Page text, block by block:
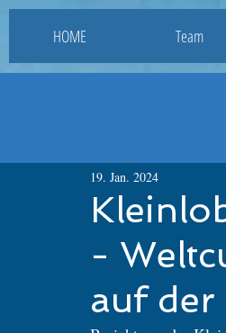
HOME Team
-
auf
19. Jan. 2024